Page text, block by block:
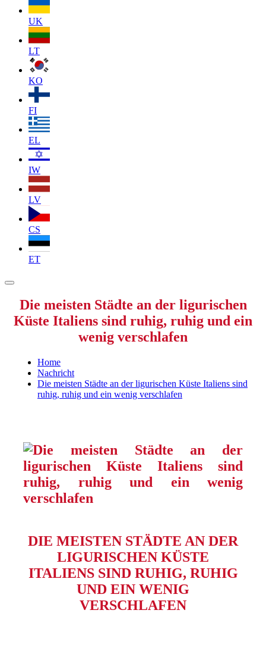
UK
LT
KO
FI
EL
IW
LV
CS
ET
Die meisten Städte an der ligurischen
Küste Italiens sind ruhig, ruhig und ein
wenig verschlafen
Home
Nachricht
Die meisten Städte an der ligurischen Küste Italiens sind
ruhig, ruhig und ein wenig verschlafen
DIE MEISTEN STÄDTE AN DER
LIGURISCHEN KÜSTE
ITALIENS SIND RUHIG, RUHIG
UND EIN WENIG
VERSCHLAFEN